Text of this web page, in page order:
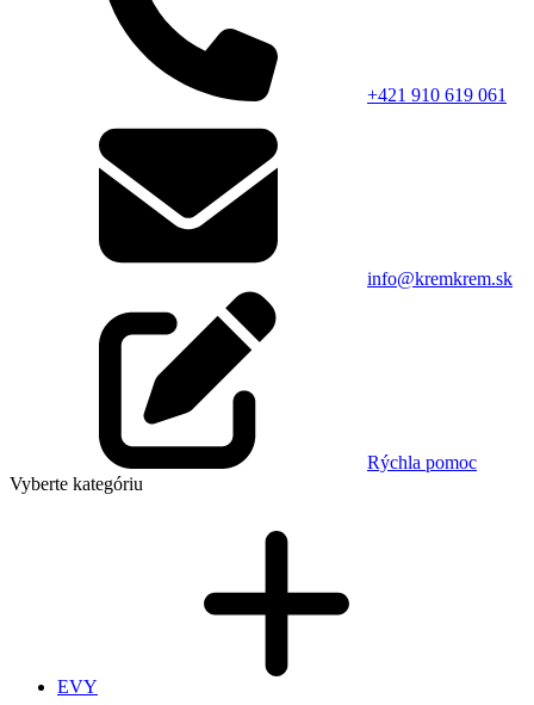
+421 910 619 061
info@kremkrem.sk
Rýchla pomoc
Vyberte kategóriu
EVY